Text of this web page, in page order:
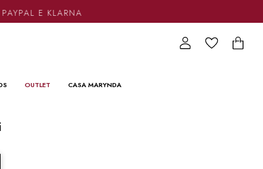
E KLARNA
OUTLET CASA MARYNDA